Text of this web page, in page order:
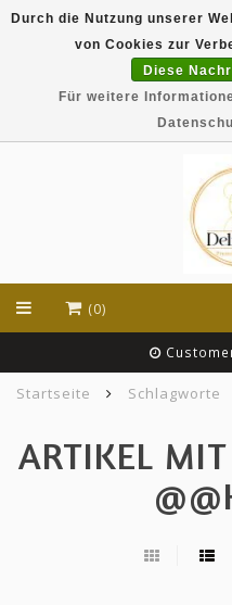
DeliSpice is your
exclusive brands like
and
(0)
Startseite Schlagworte
ARTIKEL
Durch die Nutzung unserer
von Cookies zur
Diese
Für weitere